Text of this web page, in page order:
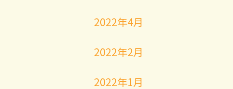
2022年4月
2022年2月
2022年1月